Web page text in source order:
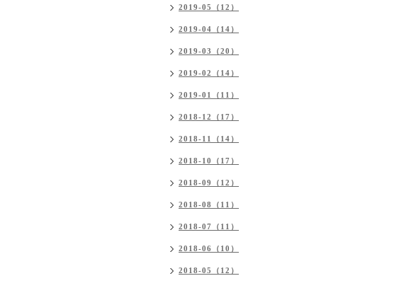
2019-05（12）
2019-04（14）
2019-03（20）
2019-02（14）
2019-01（11）
2018-12（17）
2018-11（14）
2018-10（17）
2018-09（12）
2018-08（11）
2018-07（11）
2018-06（10）
2018-05（12）